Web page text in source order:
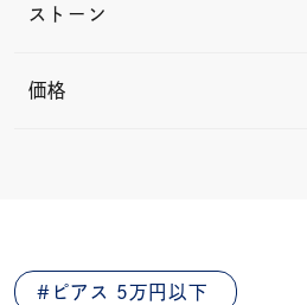
ストーン
価格
ピアス 5万円以下